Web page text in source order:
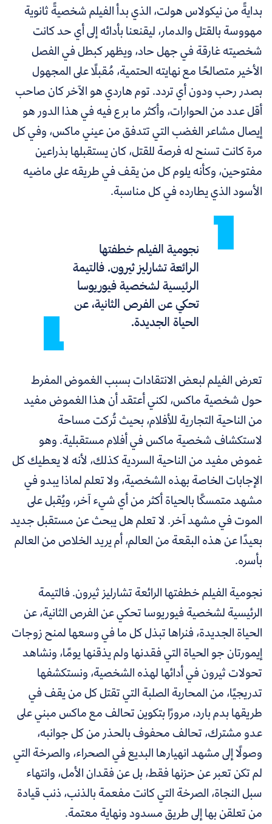
بدايةً من نيكولاس هولت، الذي بدأ الفيلم شخصيةً ثانوية
مهووسة بالقتل والدمار، ليقنعنا بأدائه إلى أي حد كانت
شخصيته غارقة في جهل حاد، ويظهر كبطل في الفصل
الأخير متصالحًا مع نهايته الحتمية، مُقبلًا على المجهول
بصدر رحب ودون أي تردد. توم هاردي هو الآخر كان صاحب
أقل عدد من الحوارات، وأكثر ما برع فيه في هذا الدور هو
إيصال مشاعر الغضب التي تتدفق من عيني ماكس، وفي كل
مرة كانت تسنح له فرصة للقتل، كان يستقبلها بذراعين
مفتوحين، وكأنه يلوم كل من يقف في طريقه على ماضيه
الأسود الذي يطارده في كل مناسبة.
نجومية الفيلم خطفتها
الرائعة تشارليز ثيرون. فالتيمة
الرئيسية لشخصية فيوريوسا
تحكي عن الفرص الثانية، عن
الحياة الجديدة.
تعرض الفيلم لبعض الانتقادات بسبب الغموض المفرط
حول شخصية ماكس، لكني أعتقد أن هذا الغموض مفيد
من الناحية التجارية للأفلام، بحيث تُركت مساحة
لاستكشاف شخصية ماكس في أفلام مستقبلية. وهو
غموض مفيد من الناحية السردية كذلك، لأنه لا يعطيك كل
الإجابات الخاصة بهذه الشخصية، ولا تعلم لماذا يبدو في
مشهد متمسكًا بالحياة أكثر من أي شيء آخر، ويُقبل على
الموت في مشهد آخر. لا تعلم هل يبحث عن مستقبل جديد
بعيدًا عن هذه البقعة من العالم، أم يريد الخلاص من العالم
بأسره.
نجومية الفيلم خطفتها الرائعة تشارليز ثيرون. فالتيمة
الرئيسية لشخصية فيوريوسا تحكي عن الفرص الثانية، عن
الحياة الجديدة، فنراها تبذل كل ما في وسعها لمنح زوجات
إيمورتان جو الحياة التي فقدنها ولم يذقنها يومًا، ونشاهد
تحولات ثيرون في أدائها لهذه الشخصية، ونستكشفها
تدريجيًا، من المحاربة الصلبة التي تقتل كل من يقف في
طريقها بدم بارد، مرورًا بتكوين تحالف مع ماكس مبني على
عدو مشترك، تحالف محفوف بالحذر من كل جوانبه،
وصولًا إلى مشهد انهيارها البديع في الصحراء، والصرخة التي
لم تكن تعبر عن حزنها فقط، بل عن فقدان الأمل، وانتهاء
سبل النجاة، الصرخة التي كانت مفعمة بالذنب، ذنب قيادة
من تعلقن بها إلى طريق مسدود ونهاية معتمة.